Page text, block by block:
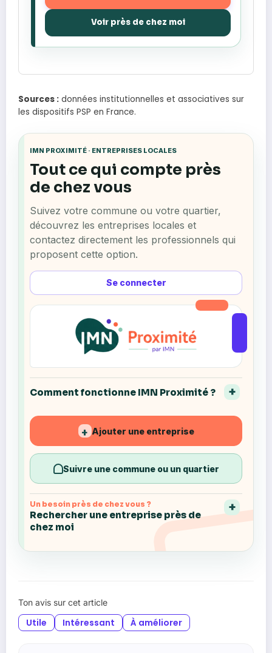
Voir près de chez moi
Sources : données institutionnelles et associatives sur
les dispositifs PSP en France.
IMN PROXIMITÉ · ENTREPRISES LOCALES
Se connecter
Tout ce qui compte près
de chez vous
Suivez votre commune ou votre quartier,
découvrez les entreprises locales et
contactez directement les professionnels qui
proposent cette option.
Comment fonctionne IMN Proximité ?
+ Ajouter une entreprise
Suivre une commune ou un quartier
Un besoin près de chez vous ?
Rechercher une entreprise près de
chez moi
Ton avis sur cet article
Utile Intéressant À améliorer